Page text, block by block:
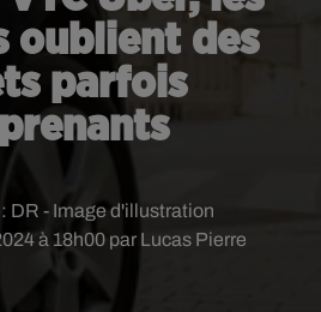
oublient des
parfois
à 18h00 par Lucas Pierre
DR - Image d'illustration